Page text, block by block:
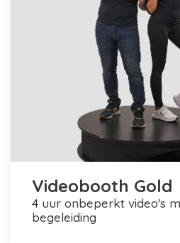
Videobooth Gold
4 uur onbeperkt video's maken + personele
begeleiding